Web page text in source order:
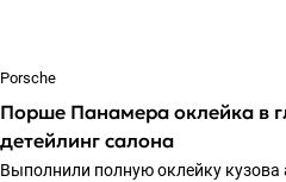
Porsche
Порше Панамера оклейка в
детейлинг салона
Выполнили полную оклейку